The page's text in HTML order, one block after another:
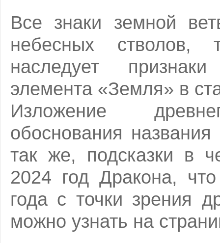
Все знаки земной
небесных
наследует
элемента «Земля» в
Изложение
обоснования
так же, подсказки в
2024 год Дракона,
года с точки зрения
можно узнать на